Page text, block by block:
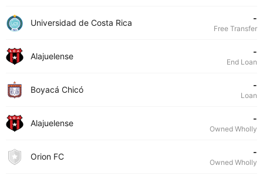
Universidad de Costa Rica -
Free Transfer
Alajuelense -
End Loan
Boyacá Chicó -
Loan
Alajuelense -
Owned Wholly
Orion FC -
Owned Wholly